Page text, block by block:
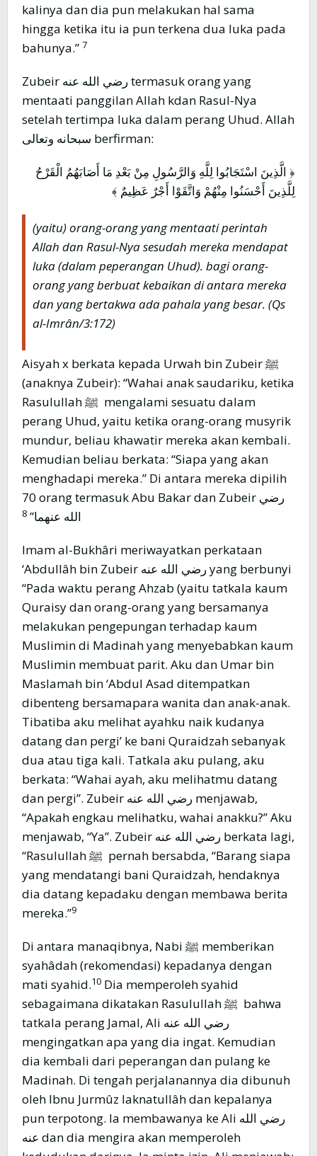
kalinya dan dia pun melakukan hal sama
hingga ketika itu ia pun terkena dua luka pada
bahunya.” 7
Zubeir رضي الله عنه termasuk orang yang
mentaati panggilan Allah kdan Rasul-Nya
setelah tertimpa luka dalam perang Uhud. Allah
سبحانه وتعالى berfirman:
﴿ الَّذِينَ اسْتَجَابُوا لِلَّهِ وَالرَّسُولِ مِنْ بَعْدِ مَا أَصَابَهُمُ الْقَرْحُ
لِلَّذِينَ أَحْسَنُوا مِنْهُمْ وَاتَّقَوْا أَجْرٌ عَظِيمٌ ﴾
(yaitu) orang-orang yang mentaati perintah
Allah dan Rasul-Nya sesudah mereka mendapat
luka (dalam peperangan Uhud). bagi orang-
orang yang berbuat kebaikan di antara mereka
dan yang bertakwa ada pahala yang besar. (Qs
al-Imrân/3:172)
Aisyah x berkata kepada Urwah bin Zubeir ﷺ
(anaknya Zubeir): “Wahai anak saudariku, ketika
Rasulullah ﷺ mengalami sesuatu dalam
perang Uhud, yaitu ketika orang-orang musyrik
mundur, beliau khawatir mereka akan kembali.
Kemudian beliau berkata: “Siapa yang akan
menghadapi mereka.” Di antara mereka dipilih
70 orang termasuk Abu Bakar dan Zubeir رضي
الله عنهما” 8
Imam al-Bukhâri meriwayatkan perkataan
‘Abdullâh bin Zubeir رضي الله عنه yang berbunyi
“Pada waktu perang Ahzab (yaitu tatkala kaum
Quraisy dan orang-orang yang bersamanya
melakukan pengepungan terhadap kaum
Muslimin di Madinah yang menyebabkan kaum
Muslimin membuat parit. Aku dan Umar bin
Maslamah bin ‘Abdul Asad ditempatkan
dibenteng bersamapara wanita dan anak-anak.
Tibatiba aku melihat ayahku naik kudanya
datang dan pergi’ ke bani Quraidzah sebanyak
dua atau tiga kali. Tatkala aku pulang, aku
berkata: “Wahai ayah, aku melihatmu datang
dan pergi”. Zubeir رضي الله عنه menjawab,
“Apakah engkau melihatku, wahai anakku?” Aku
menjawab, “Ya”. Zubeir رضي الله عنه berkata lagi,
“Rasulullah ﷺ pernah bersabda, “Barang siapa
yang mendatangi bani Quraidzah, hendaknya
dia datang kepadaku dengan membawa berita
mereka.”9
Di antara manaqibnya, Nabi ﷺ memberikan
syahâdah (rekomendasi) kepadanya dengan
mati syahid.10 Dia memperoleh syahid
sebagaimana dikatakan Rasulullah ﷺ bahwa
tatkala perang Jamal, Ali رضي الله عنه
mengingatkan apa yang dia ingat. Kemudian
dia kembali dari peperangan dan pulang ke
Madinah. Di tengah perjalanannya dia dibunuh
oleh Ibnu Jurmûz laknatullâh dan kepalanya
pun terpotong. Ia membawanya ke Ali رضي الله
عنه dan dia mengira akan memperoleh